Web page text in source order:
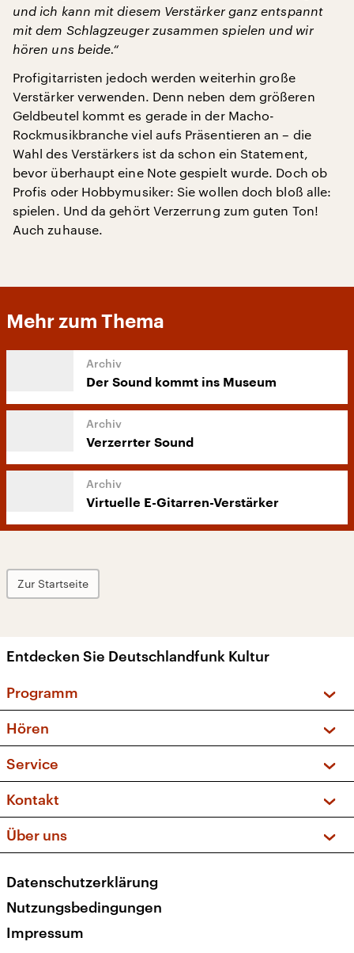
und ich kann mit diesem Verstärker ganz entspannt
mit dem Schlagzeuger zusammen spielen und wir
hören uns beide.“
Profigitarristen jedoch werden weiterhin große
Verstärker verwenden. Denn neben dem größeren
Geldbeutel kommt es gerade in der Macho-
Rockmusikbranche viel aufs Präsentieren an – die
Wahl des Verstärkers ist da schon ein Statement,
bevor überhaupt eine Note gespielt wurde. Doch ob
Profis oder Hobbymusiker: Sie wollen doch bloß alle:
spielen. Und da gehört Verzerrung zum guten Ton!
Auch zuhause.
Mehr zum Thema
Der Sound kommt ins Museum
Verzerrter Sound
Virtuelle E-Gitarren-Verstärker
Zur Startseite
Entdecken Sie Deutschlandfunk Kultur
Programm
Sendungen und Podcasts
Musikliste
Kakadu – Das Kinderprogramm
Hören
Frequenzen (UKW + DAB+)
Service
FAQ
Apps
Newsletter
Veranstaltungen
Kontakt
Social Media
Über uns
Presse
Karriere
Transparenz
Datenschutzerklärung
Nutzungsbedingungen
Impressum